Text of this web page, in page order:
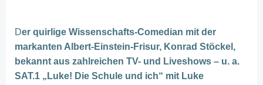
Der quirlige Wissenschafts-Comedian mit der
markanten Albert-Einstein-Frisur, Konrad Stöckel,
bekannt aus zahlreichen TV- und Liveshows – u. a.
SAT.1 „Luke! Die Schule und ich“ mit Luke